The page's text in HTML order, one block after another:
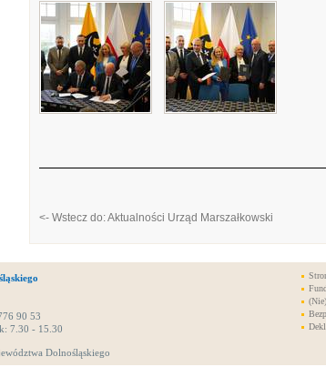
<- Wstecz do: Aktualności Urząd Marszałkowski
90 53
7.30 - 15.30
Dolnośląskiego